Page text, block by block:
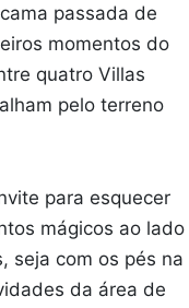
passada de
momentos do
quatro Villas
pelo terreno
para esquecer
mágicos ao lado
seja com os pés na
da área de